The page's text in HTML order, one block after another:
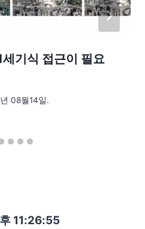
기식 접근이 필요
08월14일.
11:26:56